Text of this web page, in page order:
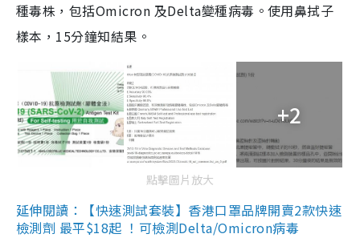
種毒株，包括Omicron 及Delta變種病毒。使用鼻拭子
樣本，15分鐘知結果。
+2
點擊圖片放大
延伸閱讀：【快速測試套裝】香港口罩品牌開賣2款快速
檢測劑 最平$18起 ！可檢測Delta/Omicron病毒